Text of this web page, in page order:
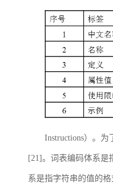
Instructions）。
[21]。词表编码体系是
系是指字符串的值的